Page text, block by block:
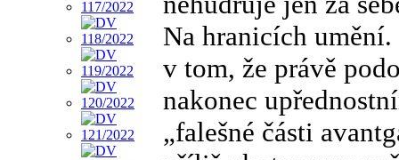
Na hranicích
v tom, že právě
nakonec
„falešné části